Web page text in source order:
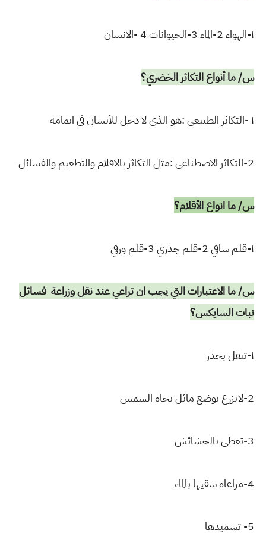
١-الهواء 2-الماء 3-الحيوانات 4 -الانسان
س/ ما أنواع التكاثر الخضري؟
١ -التكاثر الطبيعي :هو الذي لا دخل للأنسان في اتمامه
2-التكاثر الاصطناعي :مثل التكاثر بالاقلام والتطعيم والفسائل
س/ ما انواع الأقلام؟
١-قلم ساقي 2-قلم جذري 3-قلم ورقي
س/ ما الاعتبارات التي يجب ان تراعي عند نقل وزراعة فسائل
نبات السايكس؟
١-تنقل بحذر
2-لاتزرع بوضع مائل تجاه الشمس
3-تغطى بالحشائش ‏
4-مراعاة سقيها بالماء
5- تسميدها